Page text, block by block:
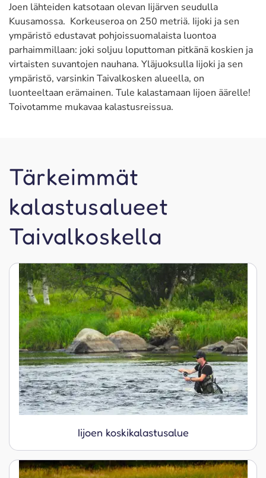
Joen lähteiden katsotaan olevan Iijärven seudulla
Kuusamossa. Korkeuseroa on 250 metriä. Iijoki ja sen
ympäristö edustavat pohjoissuomalaista luontoa
parhaimmillaan: joki soljuu loputtoman pitkänä koskien ja
virtaisten suvantojen nauhana. Yläjuoksulla Iijoki ja sen
ympäristö, varsinkin Taivalkosken alueella, on
luonteeltaan erämainen. Tule kalastamaan Iijoen äärelle!
Toivotamme mukavaa kalastusreissua.
Tärkeimmät
kalastusalueet
Taivalkoskella
Iijoen koskikalastusalue